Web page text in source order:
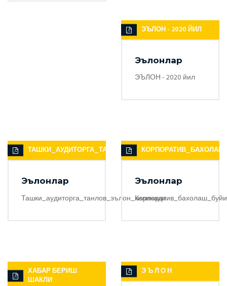
ЭЪЛОН - 2020 ЙИЛ
Эълонлар
ЭЪЛОН - 2020 йил
ТАШКИ_АУДИТОРГА_ТАНЛОВ_ЭЪЛОН_КИЛИНАДИ
Эълонлар
Ташки_аудиторга_танлов_эълон_килинади
Эълонлар
ХАБАР БЕРИШ
ШАКЛИ
Э Ъ Л О Н